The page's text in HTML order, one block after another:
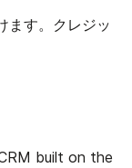
ます。クレジッ
built on the